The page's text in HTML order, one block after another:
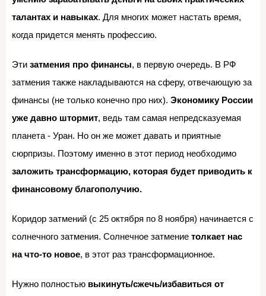
талантах и навыках. Для многих может настать время,
когда придется менять профессию.
Эти затмения про финансы, в первую очередь. В РФ
затмения также накладываются на сферу, отвечающую за
финансы (не только конечно про них). Экономику России
уже давно штормит, ведь там самая непредсказуемая
планета - Уран. Но он же может давать и приятные
сюрпризы. Поэтому именно в этот период необходимо
заложить трансформацию, которая будет приводить к
финансовому благополучию.
Коридор затмений (с 25 октября по 8 ноября) начинается с
солнечного затмения. Солнечное затмение толкает нас
на что-то новое, в этот раз трансформационное.
Нужно полностью выкинуть/сжечь/избавиться от